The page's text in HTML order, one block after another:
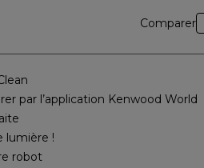
Comparer
par l’application Kenwood World
lumière !
robot